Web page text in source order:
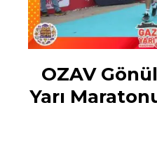
OZAV
Yarı